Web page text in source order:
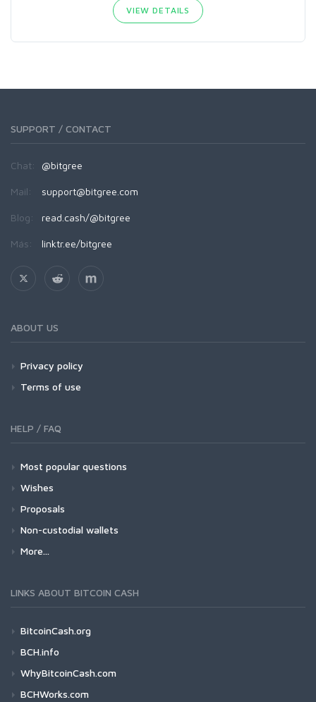
VIEW DETAILS
SUPPORT / CONTACT
Chat: @bitgree
Mail: support@bitgree.com
Blog: read.cash/@bitgree
Más: linktr.ee/bitgree
ABOUT US
Privacy policy
Terms of use
HELP / FAQ
Most popular questions
Wishes
Proposals
Non-custodial wallets
More...
LINKS ABOUT BITCOIN CASH
BitcoinCash.org
BCH.info
WhyBitcoinCash.com
BCHWorks.com